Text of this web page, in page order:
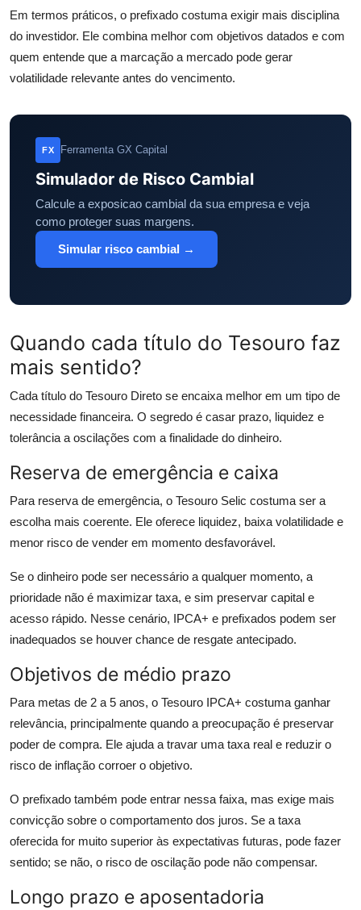
Em termos práticos, o prefixado costuma exigir mais disciplina
do investidor. Ele combina melhor com objetivos datados e com
quem entende que a marcação a mercado pode gerar
volatilidade relevante antes do vencimento.
FX Ferramenta GX Capital
Simulador de Risco Cambial
Calcule a exposicao cambial da sua empresa e veja
como proteger suas margens.
Simular risco cambial →
Quando cada título do Tesouro faz
mais sentido?
Cada título do Tesouro Direto se encaixa melhor em um tipo de
necessidade financeira. O segredo é casar prazo, liquidez e
tolerância a oscilações com a finalidade do dinheiro.
Reserva de emergência e caixa
Para reserva de emergência, o Tesouro Selic costuma ser a
escolha mais coerente. Ele oferece liquidez, baixa volatilidade e
menor risco de vender em momento desfavorável.
Se o dinheiro pode ser necessário a qualquer momento, a
prioridade não é maximizar taxa, e sim preservar capital e
acesso rápido. Nesse cenário, IPCA+ e prefixados podem ser
inadequados se houver chance de resgate antecipado.
Objetivos de médio prazo
Para metas de 2 a 5 anos, o Tesouro IPCA+ costuma ganhar
relevância, principalmente quando a preocupação é preservar
poder de compra. Ele ajuda a travar uma taxa real e reduzir o
risco de inflação corroer o objetivo.
O prefixado também pode entrar nessa faixa, mas exige mais
convicção sobre o comportamento dos juros. Se a taxa
oferecida for muito superior às expectativas futuras, pode fazer
sentido; se não, o risco de oscilação pode não compensar.
Longo prazo e aposentadoria